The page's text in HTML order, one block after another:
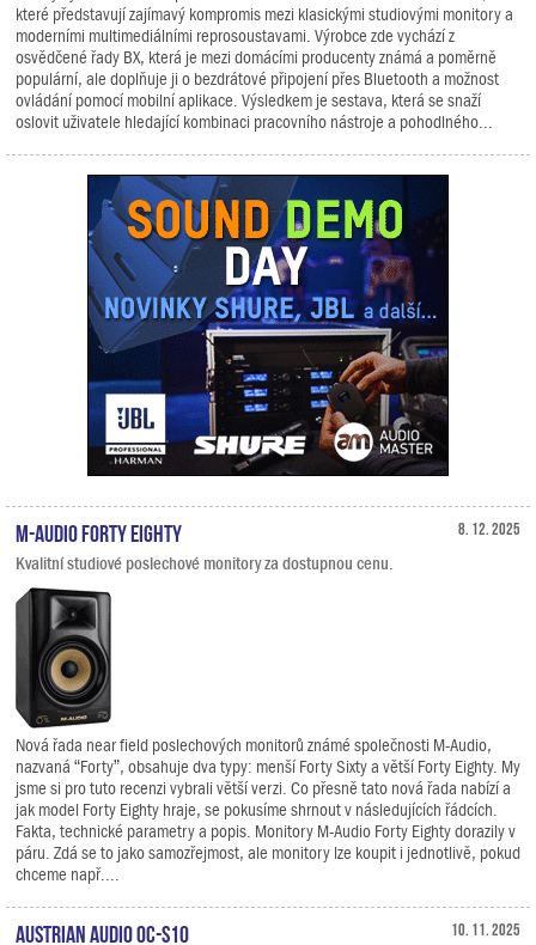
které představují zajímavý kompromis mezi klasickými studiovými monitory a
moderními multimediálními reprosoustavami. Výrobce zde vychází z
osvědčené řady BX, která je mezi domácími producenty známá a poměrně
populární, ale doplňuje ji o bezdrátové připojení přes Bluetooth a možnost
ovládání pomocí mobilní aplikace. Výsledkem je sestava, která se snaží
oslovit uživatele hledající kombinaci pracovního nástroje a pohodlného...
8. 12. 2025
M-Audio Forty Eighty
Kvalitní studiové poslechové monitory za dostupnou cenu.
Nová řada near field poslechových monitorů známé společnosti M-Audio,
nazvaná “Forty”, obsahuje dva typy: menší Forty Sixty a větší Forty Eighty. My
jsme si pro tuto recenzi vybrali větší verzi. Co přesně tato nová řada nabízí a
jak model Forty Eighty hraje, se pokusíme shrnout v následujících řádcích.
Fakta, technické parametry a popis. Monitory M-Audio Forty Eighty dorazily v
páru. Zdá se to jako samozřejmost, ale monitory lze koupit i jednotlivě, pokud
chceme např....
10. 11. 2025
Austrian Audio OC-S10